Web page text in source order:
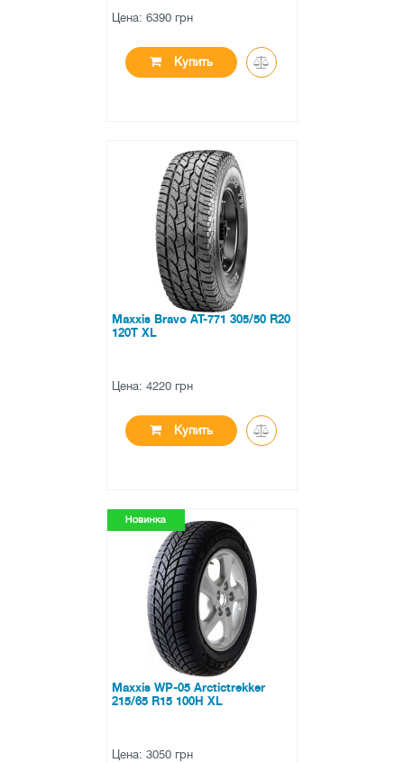
Цена: 6390 грн
Купить
в наличии
0 отзывов
Maxxis Bravo AT-771 305/50 R20
120T XL
Цена: 4220 грн
Купить
●в наличии
0 отзывов
Maxxis WP-05 Arctictrekker
215/65 R15 100H XL
Цена: 3050 грн